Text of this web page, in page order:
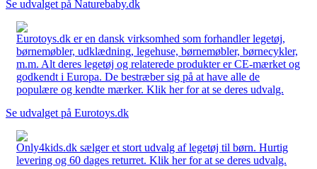
Se udvalget på Naturebaby.dk
Eurotoys.dk er en dansk virksomhed som forhandler legetøj,
børnemøbler, udklædning, legehuse, børnemøbler, børnecykler,
m.m. Alt deres legetøj og relaterede produkter er CE-mærket og
godkendt i Europa. De bestræber sig på at have alle de
populære og kendte mærker. Klik her for at se deres udvalg.
Se udvalget på Eurotoys.dk
Only4kids.dk sælger et stort udvalg af legetøj til børn. Hurtig
levering og 60 dages returret. Klik her for at se deres udvalg.